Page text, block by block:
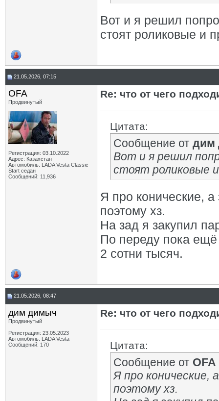
Вот и я решил
стоят роликовые и
21.05.2026, 07:15
OFA
Продвинутый
Регистрация: 03.10.2022
Адрес: Казахстан
Автомобиль: LADA Vesta Classic
Start седан
Сообщений: 11,936
Re: что от чего
Цитата:
Сообщение от дим
Вот и я решил
стоят роликовые
Я про конические,
поэтому хз.
На зад я закупил
По переду пока
2 сотни тысяч.
21.05.2026, 08:47
дим димыч
Продвинутый
Регистрация: 23.05.2023
Автомобиль: LADA Vesta
Сообщений: 170
Re: что от чего
Цитата:
Сообщение от OFA
Я про конические,
поэтому хз.